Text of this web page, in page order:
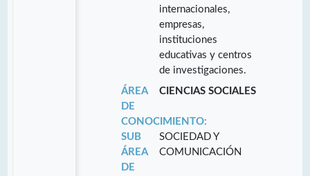
internacionales,
empresas,
instituciones
educativas y centros
de investigaciones.
ÁREA
DE
CONOCIMIENTO:
CIENCIAS SOCIALES
SUB
ÁREA
DE
SOCIEDAD Y
COMUNICACIÓN